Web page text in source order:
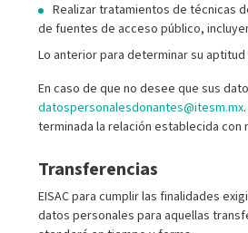
Realizar tratamientos de técnicas
de fuentes de acceso público,
Lo anterior para determinar su
En caso de que no desee que sus
datospersonalesdonantes@itesm.mx
terminada la relación establecida con
Transferencias
EISAC para cumplir las finalidades
datos personales para aquellas